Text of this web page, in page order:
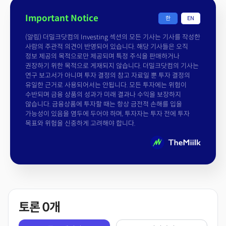
Important Notice 한 EN
(알림) 더밀크닷컴의 Investing 섹션의 모든 기사는 기사를 작성한
사람의 주관적 의견이 반영되어 있습니다. 해당 기사들은 오직
정보 제공의 목적으로만 제공되며 특정 주식을 판매하거나
권장하기 위한 목적으로 게재되지 않습니다. 더밀크닷컴의 기사는
연구 보고서가 아니며 투자 결정의 참고 자료일 뿐 투자 결정의
유일한 근거로 사용되어서는 안됩니다. 모든 투자에는 위험이
수반되며 금융 상품의 성과가 미래 결과나 수익을 보장하지
않습니다. 금융상품에 투자할 때는 항상 금전적 손해를 입을
가능성이 있음을 염두에 두어야 하며, 투자자는 투자 전에 투자
목표와 위험을 신중하게 고려해야 합니다.
토론0개